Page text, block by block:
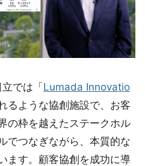
では「Lumada Innovatio
るような協創施設で、お客
の枠を越えたステークホル
でつなぎながら、本質的な
ます。顧客協創を成功に導